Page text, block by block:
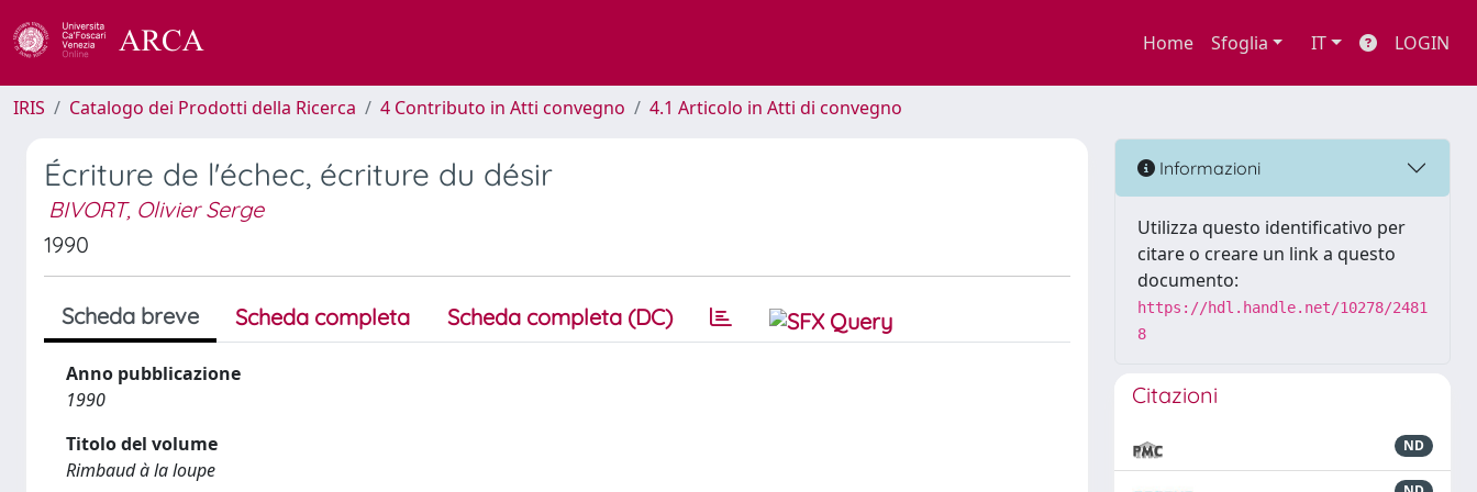
Home Sfoglia IT LOGIN
IRIS Catalogo dei Prodotti della Ricerca 4 Contributo in Atti convegno 4.1 Articolo in Atti di convegno
Écriture de l'échec, écriture du désir
BIVORT, Olivier Serge
1990
Scheda breve Scheda completa Scheda completa (DC)
Anno pubblicazione
1990
Titolo del volume
Rimbaud à la loupe
Informazioni
Utilizza questo identificativo per
citare o creare un link a questo
documento:
https://hdl.handle.net/10278/2481
8
Citazioni
ND